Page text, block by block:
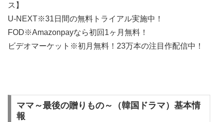
ス】
U-NEXT※31日間の無料トライアル実施中！
FOD※Amazonpayなら初回1ヶ月無料！
ビデオマーケット※初月無料！23万本の注目作配信中！
ママ～最後の贈りもの～（韓国ドラマ）基本情
報